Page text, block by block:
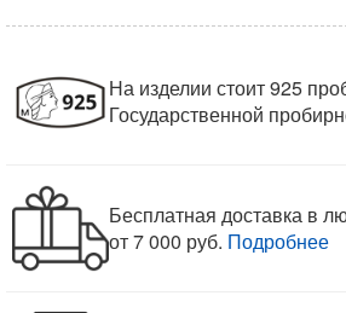
На изделии стоит 925
Государственной
Бесплатная доставка в
от 7 000 руб. Подробнее